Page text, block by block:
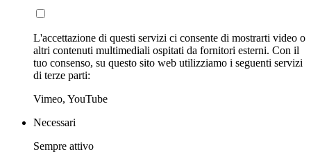
L'accettazione di questi servizi ci consente di mostrarti video o
altri contenuti multimediali ospitati da fornitori esterni. Con il
tuo consenso, su questo sito web utilizziamo i seguenti servizi
di terze parti:
Vimeo, YouTube
Necessari
Sempre attivo